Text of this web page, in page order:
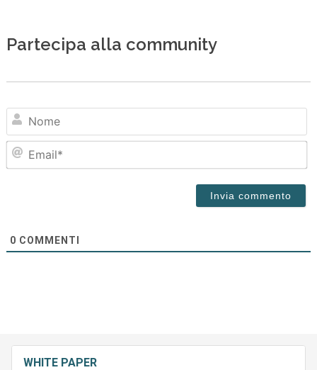
Partecipa alla community
0 COMMENTI
WHITE PAPER